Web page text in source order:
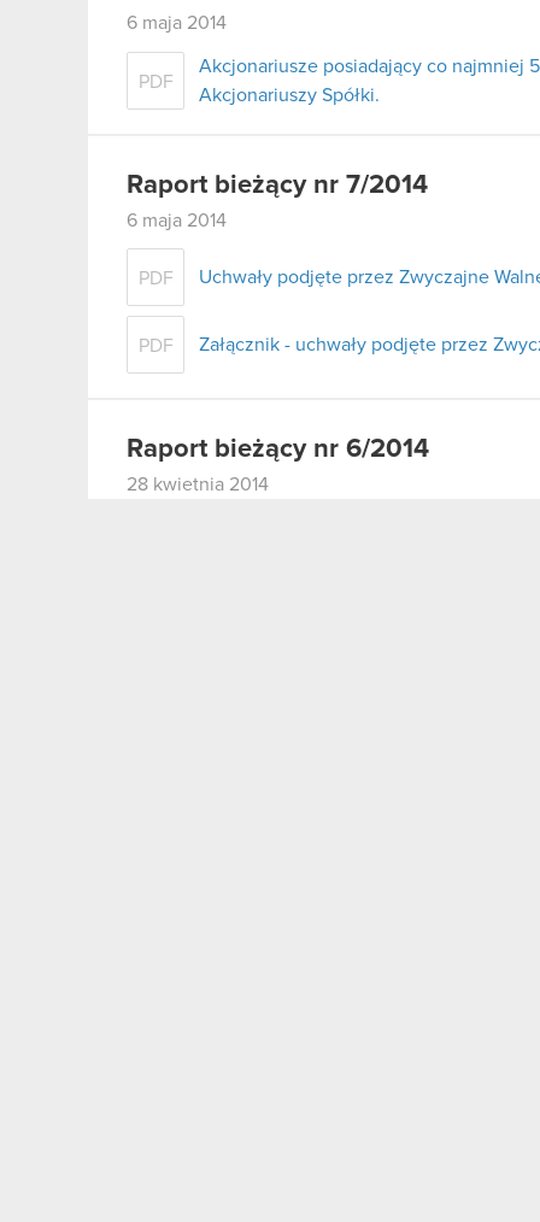
6 maja 2014
PDF
Akcjonariusze posiadający co najmniej
Akcjonariuszy Spółki.
Raport bieżący nr 7/2014
6 maja 2014
PDF Uchwały podjęte przez Zwyczajne
PDF Załącznik - uchwały podjęte przez
Raport bieżący nr 6/2014
28 kwietnia 2014